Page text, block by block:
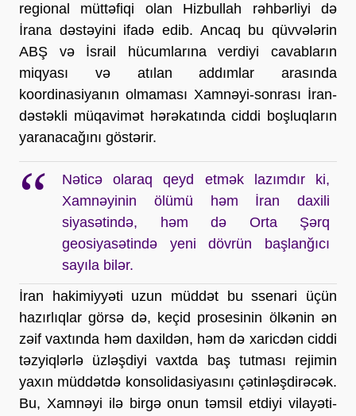
regional müttəfiqi olan Hizbullah rəhbərliyi də
İrana dəstəyini ifadə edib. Ancaq bu qüvvələrin
ABŞ və İsrail hücumlarına verdiyi cavabların
miqyası və atılan addımlar arasında
koordinasiyanın olmaması Xamnəyi-sonrası İran-
dəstəkli müqavimət hərəkatında ciddi boşluqların
yaranacağını göstərir.
Nəticə olaraq qeyd etmək lazımdır ki,
Xamnəyinin ölümü həm İran daxili
siyasətində, həm də Orta Şərq
geosiyasətində yeni dövrün başlanğıcı
sayıla bilər.
İran hakimiyyəti uzun müddət bu ssenari üçün
hazırlıqlar görsə də, keçid prosesinin ölkənin ən
zəif vaxtında həm daxildən, həm də xaricdən ciddi
təzyiqlərlə üzləşdiyi vaxtda baş tutması rejimin
yaxın müddətdə konsolidasiyasını çətinləşdirəcək.
Bu, Xamnəyi ilə birgə onun təmsil etdiyi vilayəti-